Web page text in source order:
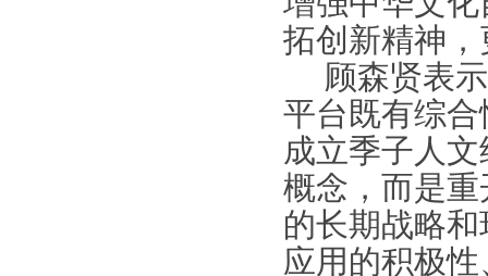
拓创新精神
顾森贤表
平台既有综
成立季子人
概念，而是
的长期战略
应用的积极